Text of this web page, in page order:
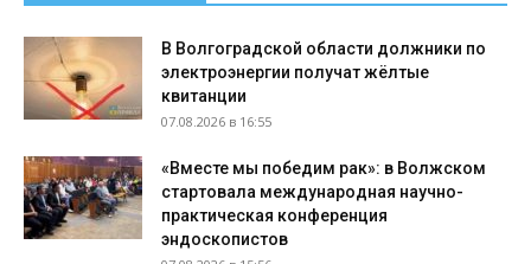
В Волгоградской области должники по
электроэнергии получат жёлтые
квитанции
07.08.2026 в 16:55
«Вместе мы победим рак»: в Волжском
стартовала международная научно-
практическая конференция
эндоскопистов